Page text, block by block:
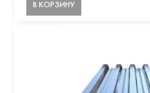
В КОРЗИНУ